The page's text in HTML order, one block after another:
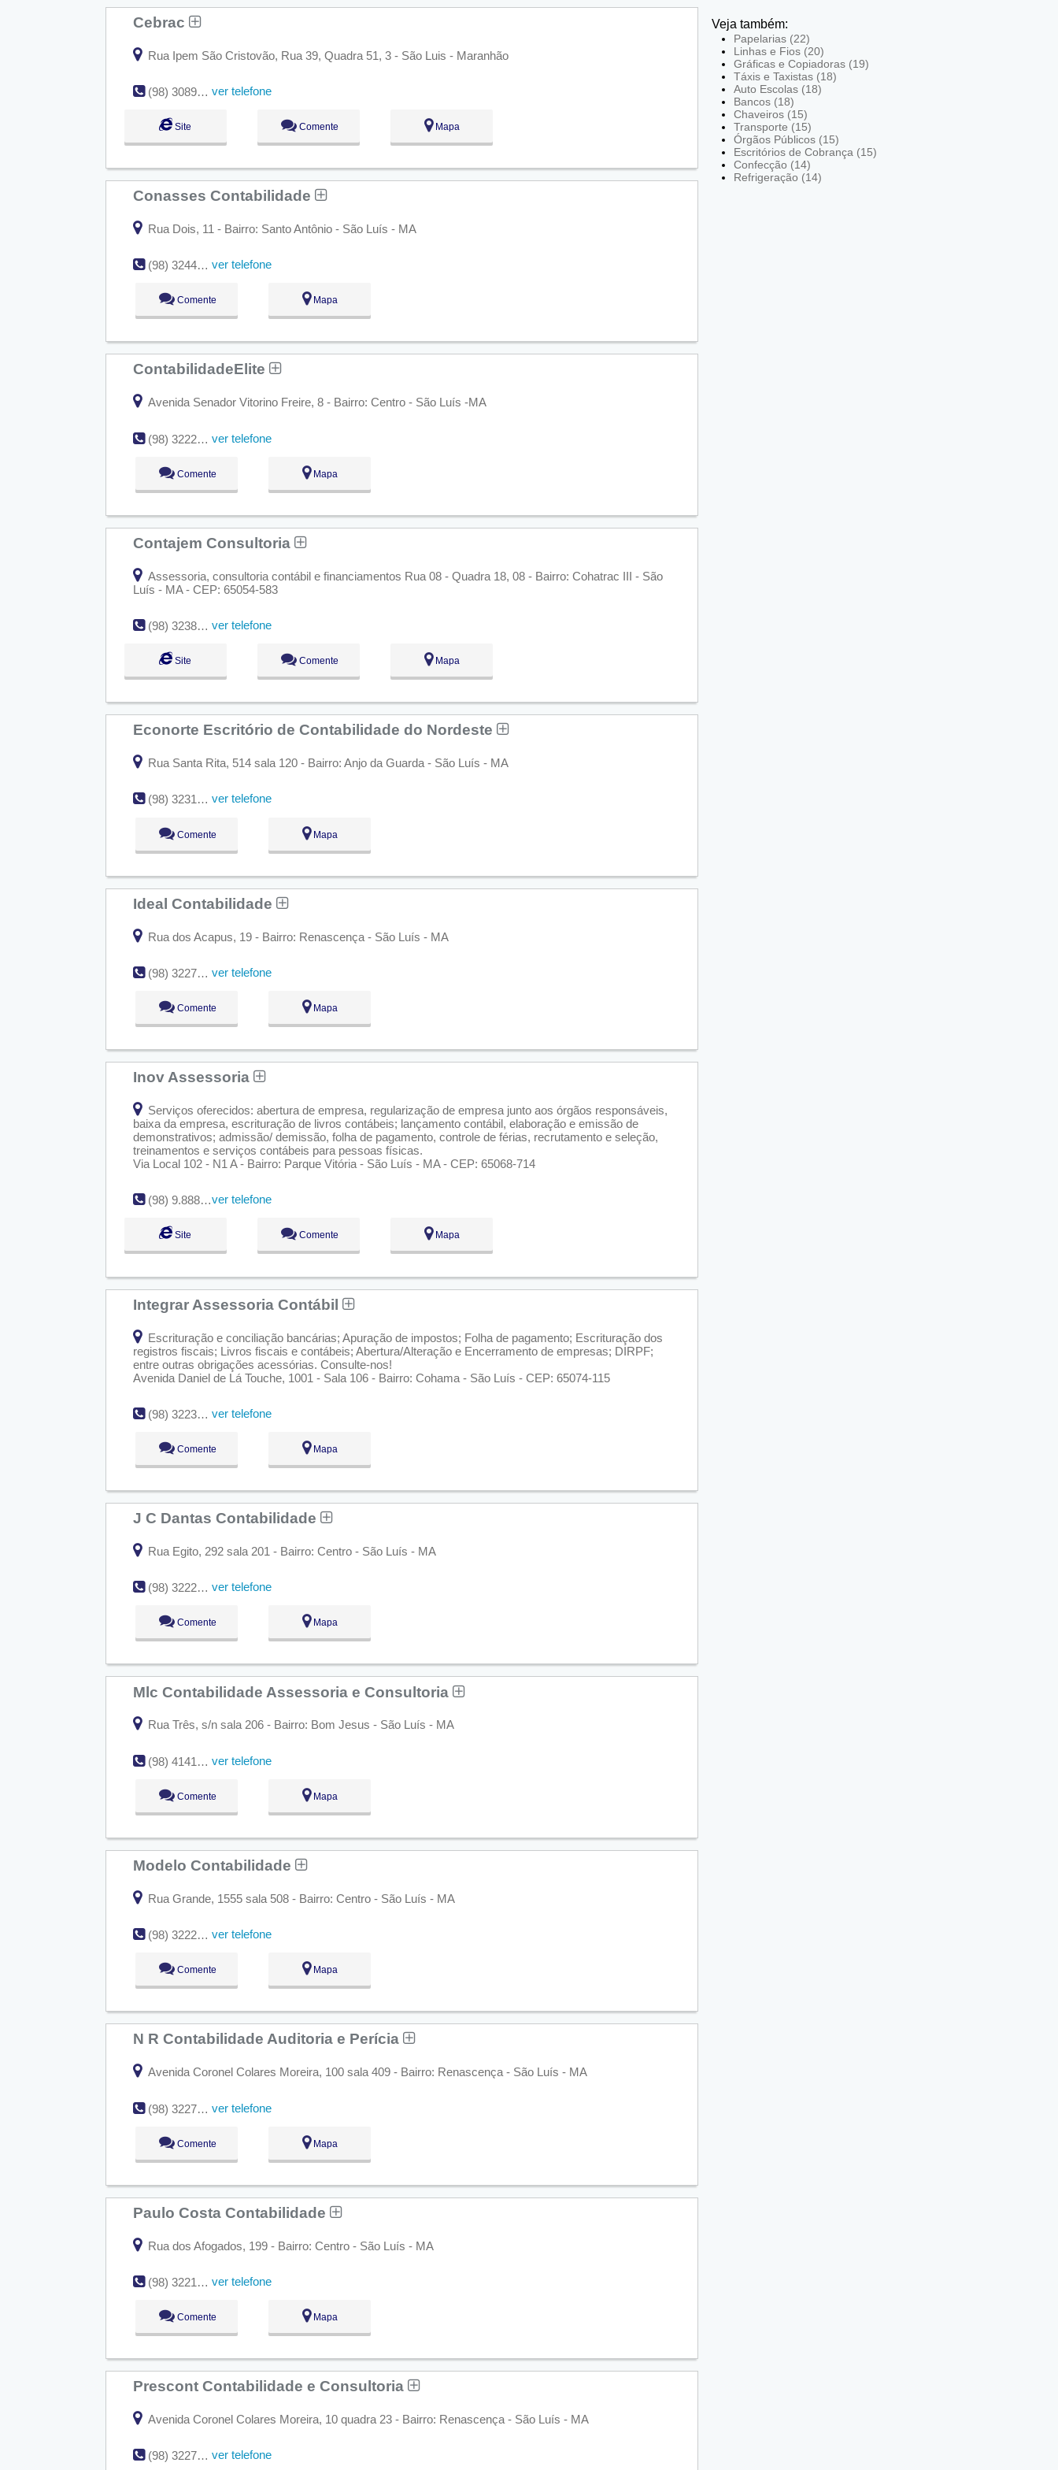
Cebrac
Rua Ipem São Cristovão, Rua 39, Quadra 51, 3 - São Luis - Maranhão
(98) 3089-0405 / 9.8196-7447 / 9.8912-6290 ver telefone
Site Comente Mapa
Conasses Contabilidade
Rua Dois, 11 - Bairro: Santo Antônio - São Luís - MA
(98) 3244-0101 ver telefone
Comente Mapa
ContabilidadeElite
Avenida Senador Vitorino Freire, 8 - Bairro: Centro - São Luís -MA
(98) 3222-5104 ver telefone
Comente Mapa
Contajem Consultoria
Assessoria, consultoria contábil e financiamentos Rua 08 - Quadra 18, 08 - Bairro: Cohatrac III - São
Luís - MA - CEP: 65054-583
(98) 3238-0633 / 9.9609-5611 ver telefone
Site Comente Mapa
Econorte Escritório de Contabilidade do Nordeste
Rua Santa Rita, 514 sala 120 - Bairro: Anjo da Guarda - São Luís - MA
(98) 3231-5943 ver telefone
Comente Mapa
Ideal Contabilidade
Rua dos Acapus, 19 - Bairro: Renascença - São Luís - MA
(98) 3227-2080 ver telefone
Comente Mapa
Inov Assessoria
Serviços oferecidos: abertura de empresa, regularização de empresa junto aos órgãos responsáveis,
baixa da empresa, escrituração de livros contábeis; lançamento contábil, elaboração e emissão de
demonstrativos; admissão/ demissão, folha de pagamento, controle de férias, recrutamento e seleção,
treinamentos e serviços contábeis para pessoas físicas.
Via Local 102 - N1 A - Bairro: Parque Vitória - São Luís - MA - CEP: 65068-714
(98) 9.8880-9021 / 9.8328-1718 ver telefone
Site Comente Mapa
Integrar Assessoria Contábil
Escrituração e conciliação bancárias; Apuração de impostos; Folha de pagamento; Escrituração dos
registros fiscais; Livros fiscais e contábeis; Abertura/Alteração e Encerramento de empresas; DIRPF;
entre outras obrigações acessórias. Consulte-nos!
Avenida Daniel de Lá Touche, 1001 - Sala 106 - Bairro: Cohama - São Luís - CEP: 65074-115
(98) 3223-9003 / 9.8744-0613 ver telefone
Comente Mapa
J C Dantas Contabilidade
Rua Egito, 292 sala 201 - Bairro: Centro - São Luís - MA
(98) 3222-8522 ver telefone
Comente Mapa
Mlc Contabilidade Assessoria e Consultoria
Rua Três, s/n sala 206 - Bairro: Bom Jesus - São Luís - MA
(98) 4141-1089 ver telefone
Comente Mapa
Modelo Contabilidade
Rua Grande, 1555 sala 508 - Bairro: Centro - São Luís - MA
(98) 3222-4442 ver telefone
Comente Mapa
N R Contabilidade Auditoria e Perícia
Avenida Coronel Colares Moreira, 100 sala 409 - Bairro: Renascença - São Luís - MA
(98) 3227-8073 ver telefone
Comente Mapa
Paulo Costa Contabilidade
Rua dos Afogados, 199 - Bairro: Centro - São Luís - MA
(98) 3221-1392 ver telefone
Comente Mapa
Prescont Contabilidade e Consultoria
Avenida Coronel Colares Moreira, 10 quadra 23 - Bairro: Renascença - São Luís - MA
(98) 3227-3826 ver telefone
Veja também:
Papelarias (22)
Linhas e Fios (20)
Gráficas e Copiadoras (19)
Táxis e Taxistas (18)
Auto Escolas (18)
Bancos (18)
Chaveiros (15)
Transporte (15)
Órgãos Públicos (15)
Escritórios de Cobrança (15)
Confecção (14)
Refrigeração (14)